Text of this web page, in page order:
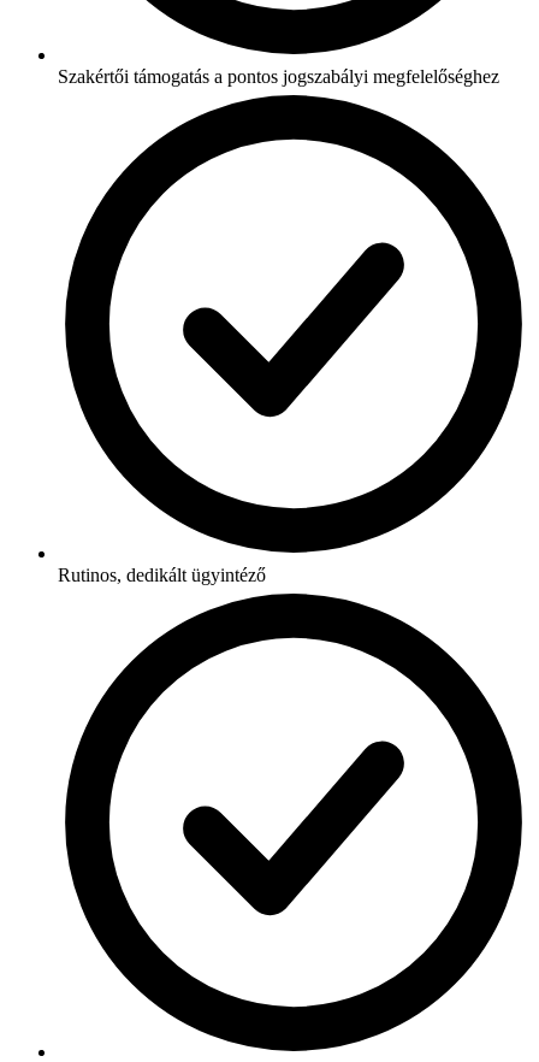
Szakértői támogatás a pontos jogszabályi megfelelőséghez
Rutinos, dedikált ügyintéző